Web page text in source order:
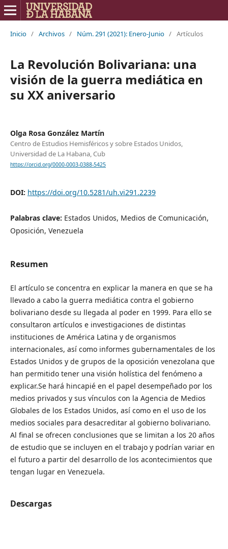
Inicio / Archivos / Núm. 291 (2021): Enero-Junio / Artículos
La Revolución Bolivariana: una
visión de la guerra mediática en
su XX aniversario
Olga Rosa González Martín
Centro de Estudios Hemisféricos y sobre Estados Unidos,
Universidad de La Habana, Cub
https://orcid.org/0000-0003-0388-5425
DOI: https://doi.org/10.5281/uh.vi291.2239
Palabras clave: Estados Unidos, Medios de Comunicación,
Oposición, Venezuela
Resumen
El artículo se concentra en explicar la manera en que se ha
llevado a cabo la guerra mediática contra el gobierno
bolivariano desde su llegada al poder en 1999. Para ello se
consultaron artículos e investigaciones de distintas
instituciones de América Latina y de organismos
internacionales, así como informes gubernamentales de los
Estados Unidos y de grupos de la oposición venezolana que
han permitido tener una visión holística del fenómeno a
explicar.Se hará hincapié en el papel desempeñado por los
medios privados y sus vínculos con la Agencia de Medios
Globales de los Estados Unidos, así como en el uso de los
medios sociales para desacreditar al gobierno bolivariano.
Al final se ofrecen conclusiones que se limitan a los 20 años
de estudio que se incluyen en el trabajo y podrían variar en
el futuro a partir del desarrollo de los acontecimientos que
tengan lugar en Venezuela.
Descargas